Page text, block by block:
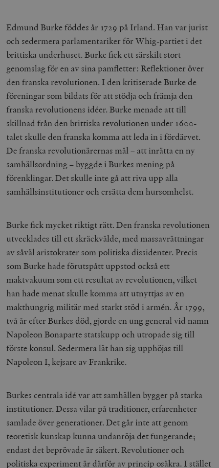
Edmund Burke föddes år 1729 på Irland. Han var jurist
och sedermera parlamentariker för Whig-partiet i det
brittiska underhuset. Burke fick ett särskilt stort
genomslag för en av sina pamfletter:Reflektioner över
den franska revolutionen. I den kritiserade Burke de
föreningar som bildats för att stödja och främja den
franska revolutionens idéer. Burke menade att till
skillnad från den brittiska revolutionen under 1600-
talet skulle den franska komma att leda in i fördärvet.
De franska revolutionärernas mål – att inrätta en ny
samhällsordning – byggde i Burkes mening på
förenklingar. Det skulle inte gå att riva upp alla
samhällsinstitutioner och ersätta dem hursomhelst.
Burke fick mycket riktigt rätt. Den franska revolutionen
utvecklades till ett skräckvälde, med massavrättningar
av såväl aristokrater som politiska dissidenter. Precis
som Burke hade förutspått uppstod också ett
maktvakuum som ett resultat av revolutionen, vilket
han hade menat skulle komma att utnyttjas av en
makthungrig militär med starkt stöd i armén. År 1799,
två år efter Burkes död, gjorde en ung general vid namn
Napoleon Bonaparte statskupp och utropade sig till
förste konsul. Sedermera lät han sig upphöjas till
Napoleon I, kejsare av Frankrike.
Burkes centrala idé var att samhällen bygger på starka
institutioner. Dessa vilar på traditioner, erfarenheter
samlade över generationer. Det går inte att genom
teoretisk kunskap kunna undanröja det fungerande;
endast det beprövade är säkert. Revolutioner och
politiska experiment är därför av princip osäkra. I stället